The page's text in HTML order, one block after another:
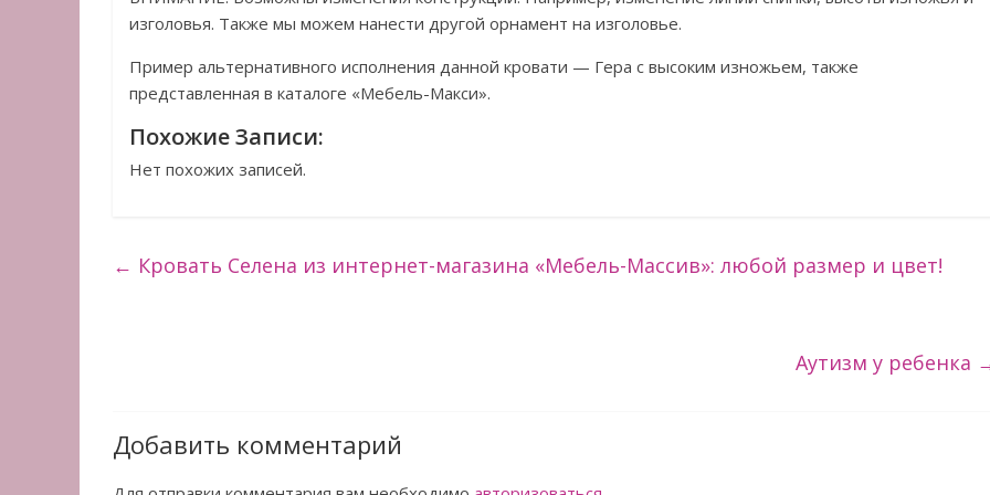
изголовья. Также мы можем нанести другой орнамент на изголовье.
Пример альтернативного исполнения данной кровати — Гера с высоким изножьем, также
представленная в каталоге «Мебель-Макси».
Похожие Записи:
Нет похожих записей.
← Кровать Селена из интернет-магазина «Мебель-Массив»: любой размер и цвет!
Аутизм у ребенка
Добавить комментарий